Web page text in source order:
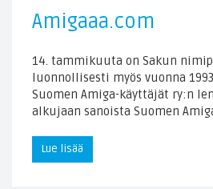
Amigaaa.com
14. tammikuuta on Sakun
luonnollisesti myös vuonna
Suomen Amiga-käyttäjät ry:n
alkujaan sanoista Suomen
Lue lisää